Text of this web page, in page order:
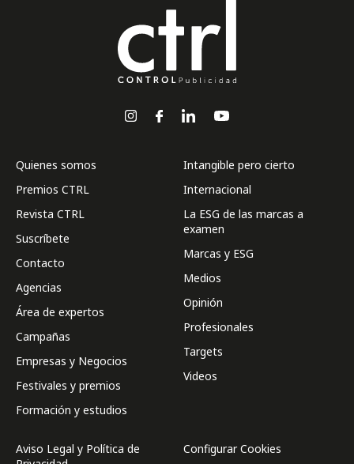
Quienes somos
Premios CTRL
Revista CTRL
Suscríbete
Contacto
Agencias
Área de expertos
Campañas
Empresas y Negocios
Festivales y premios
Formación y estudios
Intangible pero cierto
Internacional
La ESG de las marcas a
examen
Marcas y ESG
Medios
Opinión
Profesionales
Targets
Videos
Aviso Legal y Política de
Configurar Cookies